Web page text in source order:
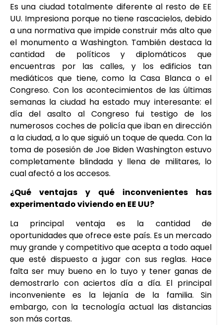
Es una ciudad totalmente diferente al resto de EE
UU. Impresiona porque no tiene rascacielos, debido
a una normativa que impide construir más alto que
el monumento a Washington. También destaca la
cantidad de políticos y diplomáticos que
encuentras por las calles, y los edificios tan
mediáticos que tiene, como la Casa Blanca o el
Congreso. Con los acontecimientos de las últimas
semanas la ciudad ha estado muy interesante: el
día del asalto al Congreso fui testigo de los
numerosos coches de policía que iban en dirección
a la ciudad, a lo que siguió un toque de queda. Con la
toma de posesión de Joe Biden Washington estuvo
completamente blindada y llena de militares, lo
cual afectó a los accesos.
¿Qué ventajas y qué inconvenientes has
experimentado viviendo en EE UU?
La principal ventaja es la cantidad de
oportunidades que ofrece este país. Es un mercado
muy grande y competitivo que acepta a todo aquel
que esté dispuesto a jugar con sus reglas. Hace
falta ser muy bueno en lo tuyo y tener ganas de
demostrarlo con aciertos día a día. El principal
inconveniente es la lejanía de la familia. Sin
embargo, con la tecnología actual las distancias
son más cortas.